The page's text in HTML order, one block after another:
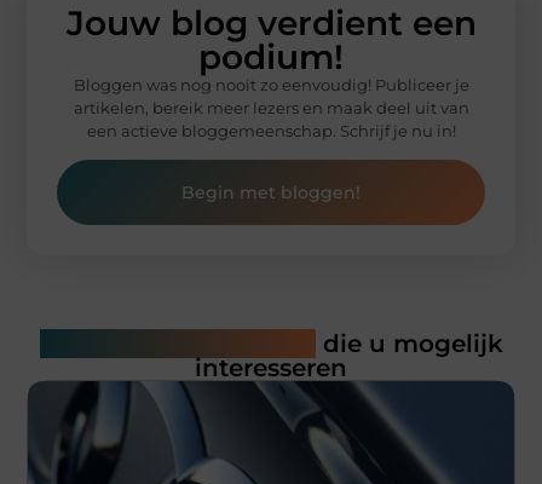
Jouw blog verdient een
podium!
Bloggen was nog nooit zo eenvoudig! Publiceer je
artikelen, bereik meer lezers en maak deel uit van
een actieve bloggemeenschap. Schrijf je nu in!
Begin met bloggen!
die u mogelijk
interesseren